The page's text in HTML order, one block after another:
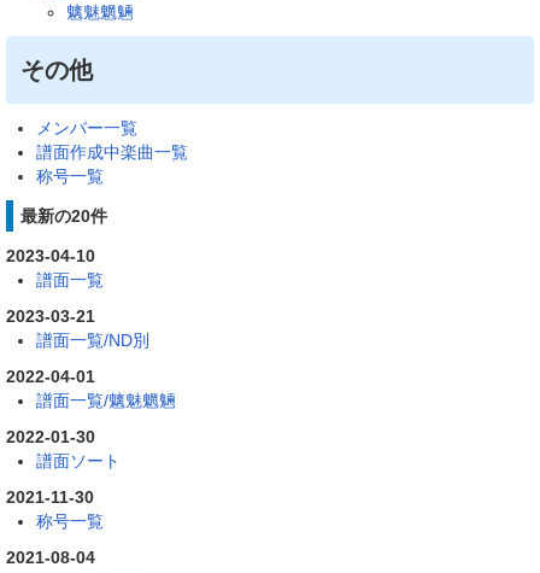
魑魅魍魎
その他
メンバー一覧
譜面作成中楽曲一覧
称号一覧
最新の20件
2023-04-10
譜面一覧
2023-03-21
譜面一覧/ND別
2022-04-01
譜面一覧/魑魅魍魎
2022-01-30
譜面ソート
2021-11-30
称号一覧
2021-08-04